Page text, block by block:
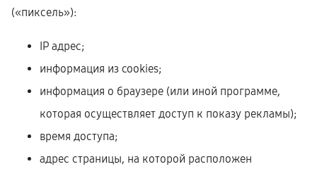
(«пиксель»):
IP адрес;
информация из cookies;
информация о браузере (или иной программе,
которая осуществляет доступ к показу рекламы);
время доступа;
адрес страницы, на которой расположен